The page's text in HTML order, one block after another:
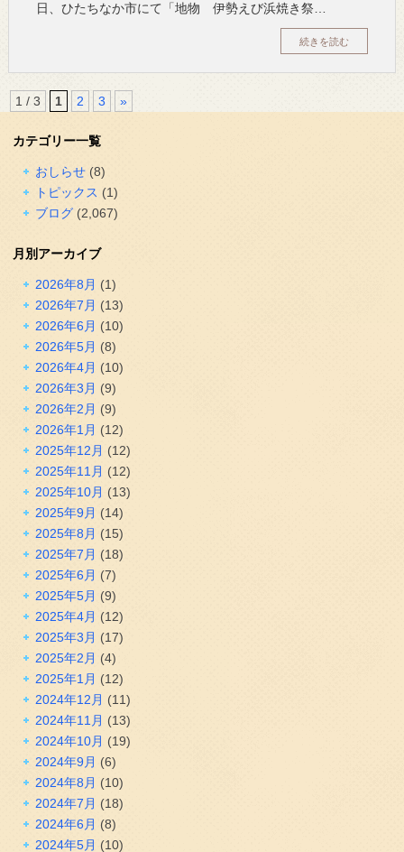
日、ひたちなか市にて「地物 伊勢えび浜焼き祭…
続きを読む
1 / 3 1 2 3 »
カテゴリー一覧
おしらせ(8)
トピックス (1)
ブログ(2,067)
月別アーカイブ
2026年8月 (1)
2026年7月 (13)
2026年6月 (10)
2026年5月 (8)
2026年4月 (10)
2026年3月 (9)
2026年2月 (9)
2026年1月 (12)
2025年12月 (12)
2025年11月 (12)
2025年10月 (13)
2025年9月 (14)
2025年8月 (15)
2025年7月 (18)
2025年6月 (7)
2025年5月 (9)
2025年4月 (12)
2025年3月 (17)
2025年2月 (4)
2025年1月 (12)
2024年12月 (11)
2024年11月 (13)
2024年10月 (19)
2024年9月 (6)
2024年8月 (10)
2024年7月 (18)
2024年6月 (8)
2024年5月 (10)